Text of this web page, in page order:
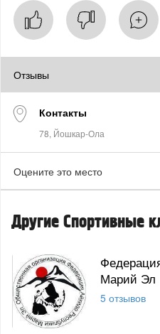
Отзывы
Контакты
Оцените это место
Другие Спортивные
Марий Эл
5 отзывов